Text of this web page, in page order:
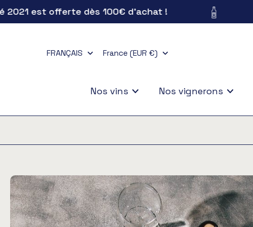
Aller
est offerte dès 100€ d'achat !
FRANÇAIS France (EUR €)
Nos vins Nos vignerons
Passer
aux
informations